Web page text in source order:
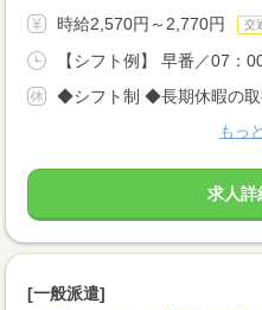
時給2,570円～2,770円 交
【シフト例】 早番／07：
◆シフト制 ◆長期休暇の取
もっ
求人詳
[一般派遣]